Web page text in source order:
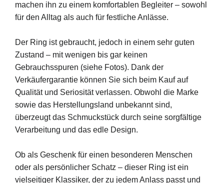
machen ihn zu einem komfortablen Begleiter – sowohl
für den Alltag als auch für festliche Anlässe.
Der Ring ist gebraucht, jedoch in einem sehr guten
Zustand – mit wenigen bis gar keinen
Gebrauchsspuren (siehe Fotos). Dank der
Verkäufergarantie können Sie sich beim Kauf auf
Qualität und Seriosität verlassen. Obwohl die Marke
sowie das Herstellungsland unbekannt sind,
überzeugt das Schmuckstück durch seine sorgfältige
Verarbeitung und das edle Design.
Ob als Geschenk für einen besonderen Menschen
oder als persönlicher Schatz – dieser Ring ist ein
vielseitiger Klassiker, der zu jedem Anlass passt und